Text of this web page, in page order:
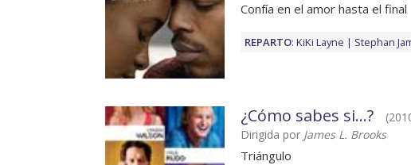
Confía en el amor hasta el final
REPARTO: KiKi Layne Stephan
¿Cómo sabes si...?
Dirigida por James L. Brooks
Triángulo